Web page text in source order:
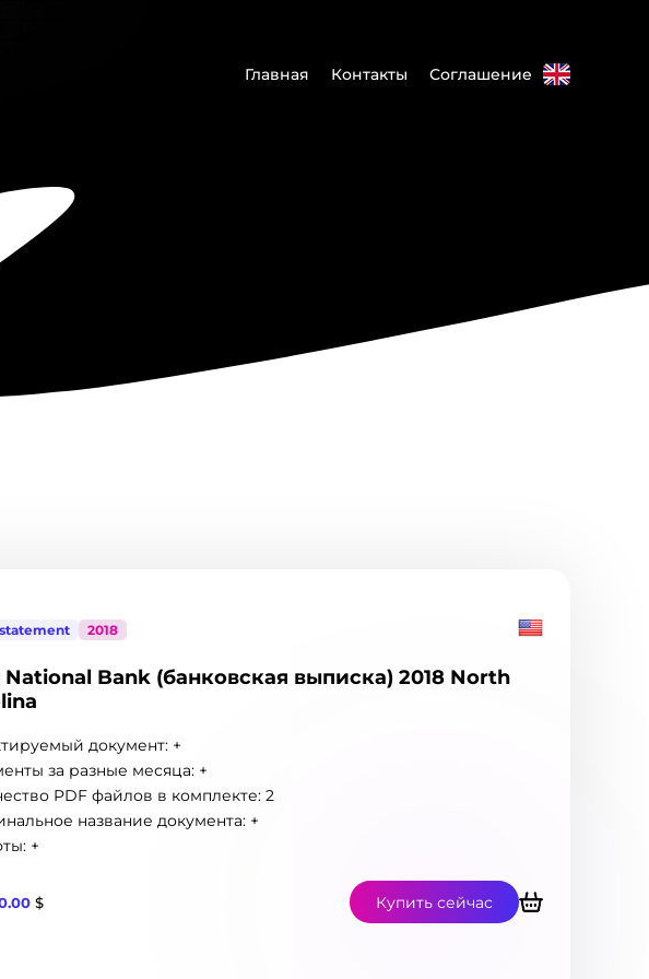
Главная Контакты Соглашение
2018
Bank (банковская выписка) 2018 North
документ: +
за разные месяца: +
PDF файлов в комплекте: 2
название документа: +
+
$ Купить сейчас